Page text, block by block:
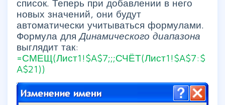
список. Теперь при добавлении в него
новых значений, они будут
автоматически учитываться формулами.
Формула дляДинамического диапазона
выглядит так:
=СМЕЩ(Лист1!$A$7;;;СЧЁТ(Лист1!$A$7:$
A$21))